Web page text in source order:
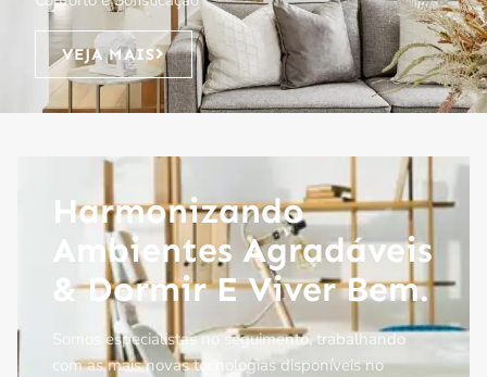
VEJA MAIS
Harmonizando
Ambientes Agradáveis
& Dormir E Viver Bem.
Somos especialistas no seguimento, trabalhando
com as mais novas tecnologias disponíveis no